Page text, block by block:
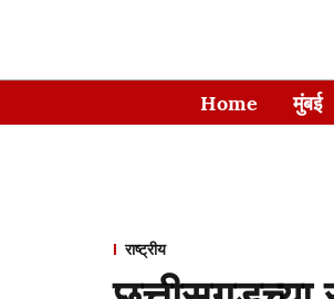
Home मुंबई
राष्ट्रीय